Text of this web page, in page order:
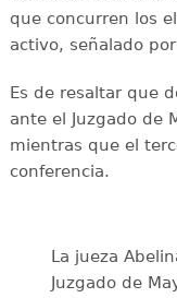
que concurren los
activo, señalado por
Es de resaltar que
ante el Juzgado de
mientras que el
conferencia.
La jueza
Juzgado de